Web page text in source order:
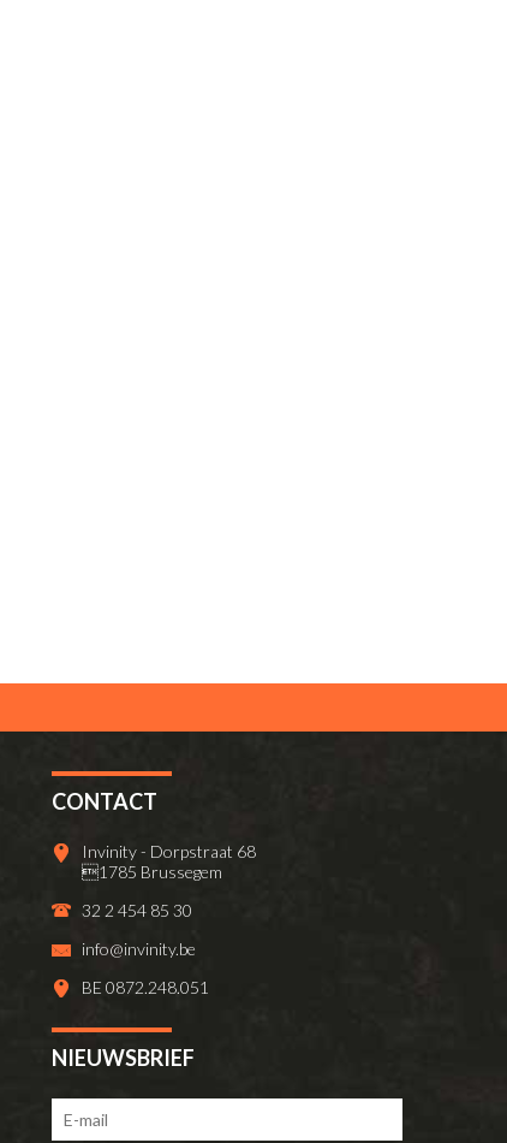
CONTACT
Invinity - Dorpstraat 68
1785 Brussegem
32 2 454 85 30
info@invinity.be
BE 0872.248.051
NIEUWSBRIEF